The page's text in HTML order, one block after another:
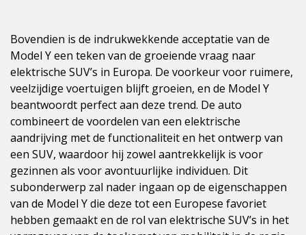
Bovendien is de indrukwekkende acceptatie van de
Model Y een teken van de groeiende vraag naar
elektrische SUV’s in Europa. De voorkeur voor ruimere,
veelzijdige voertuigen blijft groeien, en de Model Y
beantwoordt perfect aan deze trend. De auto
combineert de voordelen van een elektrische
aandrijving met de functionaliteit en het ontwerp van
een SUV, waardoor hij zowel aantrekkelijk is voor
gezinnen als voor avontuurlijke individuen. Dit
subonderwerp zal nader ingaan op de eigenschappen
van de Model Y die deze tot een Europese favoriet
hebben gemaakt en de rol van elektrische SUV’s in het